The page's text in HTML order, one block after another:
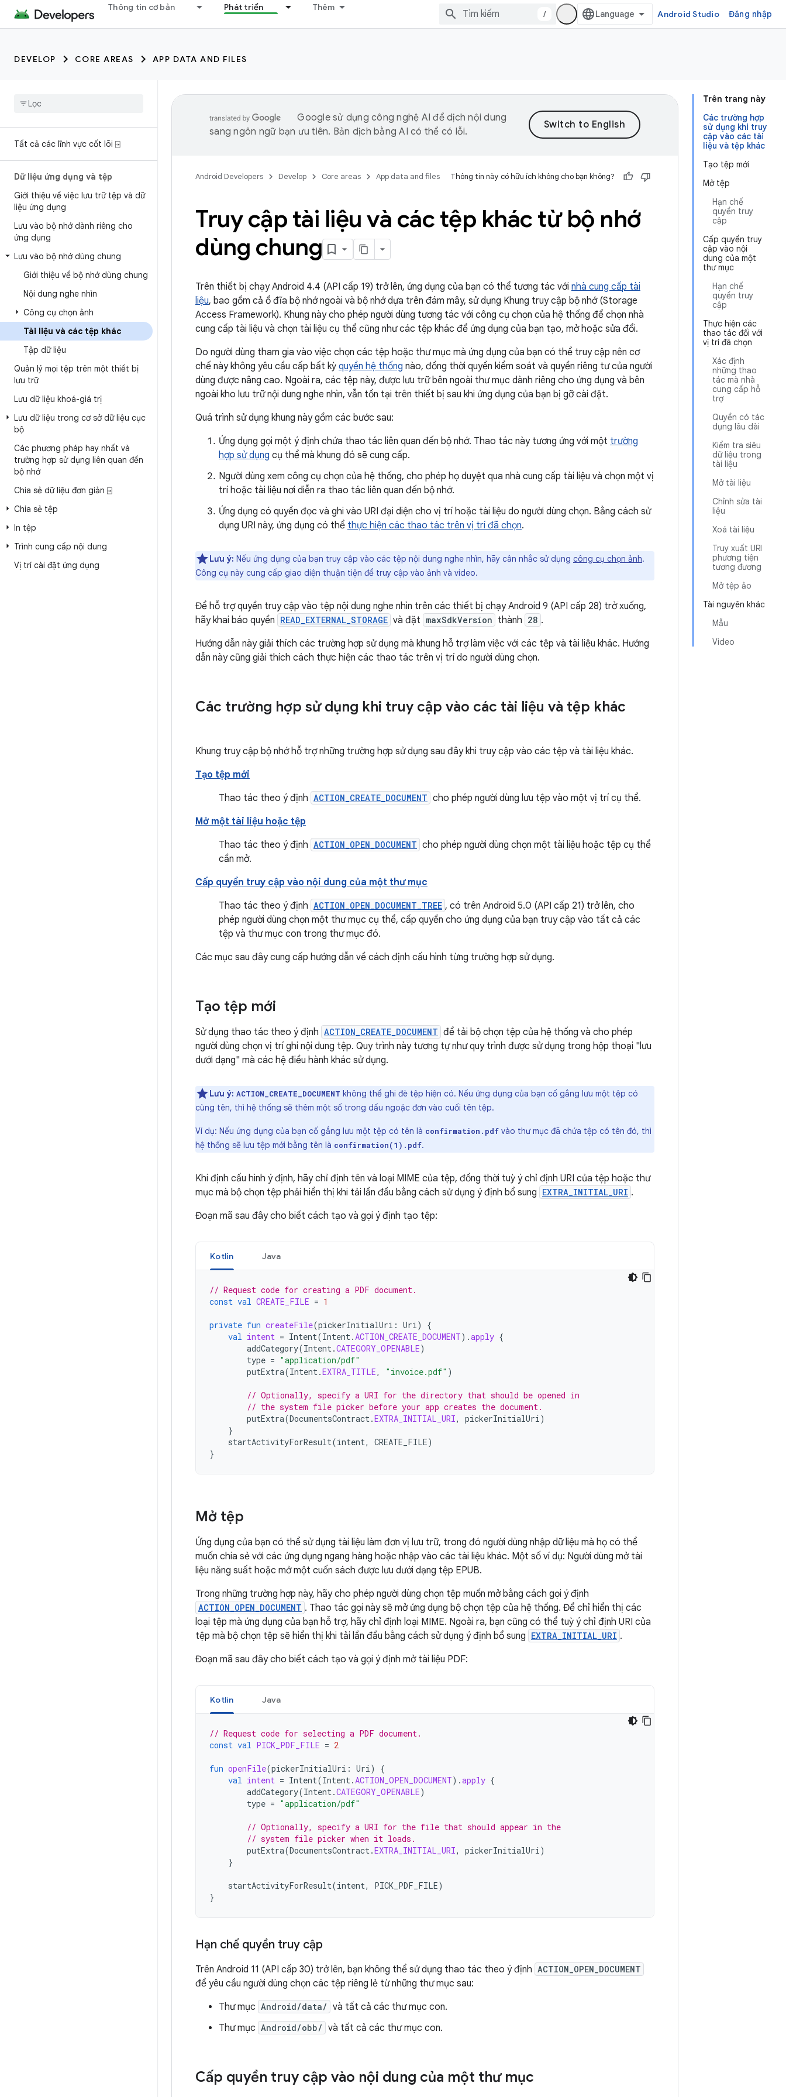
Thông tin cơ bản Phát triển Thêm
/ Android Studio Đăng nhập
DEVELOP CORE AREAS APP DATA AND FILES
Tất cả các lĩnh vực cốt lõi ⍈
Dữ liệu ứng dụng và tệp
Giới thiệu về việc lưu trữ tệp và dữ
liệu ứng dụng
Lưu vào bộ nhớ dành riêng cho
ứng dụng
Lưu vào bộ nhớ dùng chung
Giới thiệu về bộ nhớ dùng chung
Nội dung nghe nhìn
Công cụ chọn ảnh
Tài liệu và các tệp khác
Tập dữ liệu
Quản lý mọi tệp trên một thiết bị
lưu trữ
Lưu dữ liệu khoá-giá trị
Lưu dữ liệu trong cơ sở dữ liệu cục
bộ
Các phương pháp hay nhất và
trường hợp sử dụng liên quan đến
bộ nhớ
Chia sẻ dữ liệu đơn giản ⍈
Chia sẻ tệp
In tệp
Trình cung cấp nội dung
Vị trí cài đặt ứng dụng
Trên trang này
Các trường hợp
sử dụng khi truy
cập vào các tài
liệu và tệp khác
Tạo tệp mới
Mở tệp
Hạn chế
quyền truy
cập
Cấp quyền truy
cập vào nội
dung của một
thư mục
Hạn chế
quyền truy
cập
Thực hiện các
thao tác đối với
vị trí đã chọn
Xác định
những thao
tác mà nhà
cung cấp hỗ
trợ
Quyền có tác
dụng lâu dài
Kiểm tra siêu
dữ liệu trong
tài liệu
Mở tài liệu
Chỉnh sửa tài
liệu
Xoá tài liệu
Truy xuất URI
phương tiện
tương đương
Mở tệp ảo
Tài nguyên khác
Mẫu
Video
Google sử dụng công nghệ AI để dịch nội dung
sang ngôn ngữ bạn ưu tiên. Bản dịch bằng AI có thể có lỗi.
Android Developers Develop Core areas App data and files Thông tin này có hữu ích không cho bạn không?
Truy cập tài liệu và các tệp khác từ bộ nhớ
dùng chung
Trên thiết bị chạy Android 4.4 (API cấp 19) trở lên, ứng dụng của bạn có thể tương tác với nhà cung cấp tài
liệu, bao gồm cả ổ đĩa bộ nhớ ngoài và bộ nhớ dựa trên đám mây, sử dụng Khung truy cập bộ nhớ (Storage
Access Framework). Khung này cho phép người dùng tương tác với công cụ chọn của hệ thống để chọn nhà
cung cấp tài liệu và chọn tài liệu cụ thể cũng như các tệp khác để ứng dụng của bạn tạo, mở hoặc sửa đổi.
Do người dùng tham gia vào việc chọn các tệp hoặc thư mục mà ứng dụng của bạn có thể truy cập nên cơ
chế này không yêu cầu cấp bất kỳ quyền hệ thống nào, đồng thời quyền kiểm soát và quyền riêng tư của người
dùng được nâng cao. Ngoài ra, các tệp này, được lưu trữ bên ngoài thư mục dành riêng cho ứng dụng và bên
ngoài kho lưu trữ nội dung nghe nhìn, vẫn tồn tại trên thiết bị sau khi ứng dụng của bạn bị gỡ cài đặt.
Quá trình sử dụng khung này gồm các bước sau:
Ứng dụng gọi một ý định chứa thao tác liên quan đến bộ nhớ. Thao tác này tương ứng với một trường
hợp sử dụng cụ thể mà khung đó sẽ cung cấp.
Người dùng xem công cụ chọn của hệ thống, cho phép họ duyệt qua nhà cung cấp tài liệu và chọn một vị
trí hoặc tài liệu nơi diễn ra thao tác liên quan đến bộ nhớ.
Ứng dụng có quyền đọc và ghi vào URI đại diện cho vị trí hoặc tài liệu do người dùng chọn. Bằng cách sử
dụng URI này, ứng dụng có thể thực hiện các thao tác trên vị trí đã chọn.
Lưu ý: Nếu ứng dụng của bạn truy cập vào các tệp nội dung nghe nhìn, hãy cân nhắc sử dụng công cụ chọn ảnh.
Công cụ này cung cấp giao diện thuận tiện để truy cập vào ảnh và video.
Để hỗ trợ quyền truy cập vào tệp nội dung nghe nhìn trên các thiết bị chạy Android 9 (API cấp 28) trở xuống,
hãy khai báo quyền READ_EXTERNAL_STORAGE và đặt maxSdkVersion thành 28 .
Hướng dẫn này giải thích các trường hợp sử dụng mà khung hỗ trợ làm việc với các tệp và tài liệu khác. Hướng
dẫn này cũng giải thích cách thực hiện các thao tác trên vị trí do người dùng chọn.
Các trường hợp sử dụng khi truy cập vào các tài liệu và tệp khác
Khung truy cập bộ nhớ hỗ trợ những trường hợp sử dụng sau đây khi truy cập vào các tệp và tài liệu khác.
Tạo tệp mới
Thao tác theo ý định ACTION_CREATE_DOCUMENT cho phép người dùng lưu tệp vào một vị trí cụ thể.
Mở một tài liệu hoặc tệp
Thao tác theo ý định ACTION_OPEN_DOCUMENT cho phép người dùng chọn một tài liệu hoặc tệp cụ thể
cần mở.
Cấp quyền truy cập vào nội dung của một thư mục
Thao tác theo ý định ACTION_OPEN_DOCUMENT_TREE , có trên Android 5.0 (API cấp 21) trở lên, cho
phép người dùng chọn một thư mục cụ thể, cấp quyền cho ứng dụng của bạn truy cập vào tất cả các
tệp và thư mục con trong thư mục đó.
Các mục sau đây cung cấp hướng dẫn về cách định cấu hình từng trường hợp sử dụng.
Tạo tệp mới
Sử dụng thao tác theo ý định ACTION_CREATE_DOCUMENT để tải bộ chọn tệp của hệ thống và cho phép
người dùng chọn vị trí ghi nội dung tệp. Quy trình này tương tự như quy trình được sử dụng trong hộp thoại "lưu
dưới dạng" mà các hệ điều hành khác sử dụng.
Lưu ý: ACTION_CREATE_DOCUMENT không thể ghi đè tệp hiện có. Nếu ứng dụng của bạn cố gắng lưu một tệp có
cùng tên, thì hệ thống sẽ thêm một số trong dấu ngoặc đơn vào cuối tên tệp.
Ví dụ: Nếu ứng dụng của bạn cố gắng lưu một tệp có tên là confirmation.pdf vào thư mục đã chứa tệp có tên đó, thì
hệ thống sẽ lưu tệp mới bằng tên là confirmation(1).pdf.
Khi định cấu hình ý định, hãy chỉ định tên và loại MIME của tệp, đồng thời tuỳ ý chỉ định URI của tệp hoặc thư
mục mà bộ chọn tệp phải hiển thị khi tải lần đầu bằng cách sử dụng ý định bổ sung EXTRA_INITIAL_URI .
Đoạn mã sau đây cho biết cách tạo và gọi ý định tạo tệp:
Kotlin Java
// Request code for creating a PDF document.
const val CREATE_FILE = 1
private fun createFile(pickerInitialUri : Uri)
{
val intent = Intent(Intent.ACTION_CREATE_DOCUMENT).apply {
addCategory(Intent.CATEGORY_OPENABLE)
type = "application/pdf"
putExtra(Intent.EXTRA_TITLE, "invoice.pdf" )
// Optionally, specify a URI for the directory that should be opened in
// the system file picker before your app creates the document.
putExtra(DocumentsContract.EXTRA_INITIAL_URI, pickerInitialUri)
}
startActivityForResult(intent, CREATE_FILE)
}
Mở tệp
Ứng dụng của bạn có thể sử dụng tài liệu làm đơn vị lưu trữ, trong đó người dùng nhập dữ liệu mà họ có thể
muốn chia sẻ với các ứng dụng ngang hàng hoặc nhập vào các tài liệu khác. Một số ví dụ: Người dùng mở tài
liệu năng suất hoặc mở một cuốn sách được lưu dưới dạng tệp EPUB.
Trong những trường hợp này, hãy cho phép người dùng chọn tệp muốn mở bằng cách gọi ý định
ACTION_OPEN_DOCUMENT . Thao tác gọi này sẽ mở ứng dụng bộ chọn tệp của hệ thống. Để chỉ hiển thị các
loại tệp mà ứng dụng của bạn hỗ trợ, hãy chỉ định loại MIME. Ngoài ra, bạn cũng có thể tuỳ ý chỉ định URI của
tệp mà bộ chọn tệp sẽ hiển thị khi tải lần đầu bằng cách sử dụng ý định bổ sung EXTRA_INITIAL_URI .
Đoạn mã sau đây cho biết cách tạo và gọi ý định mở tài liệu PDF:
Kotlin Java
// Request code for selecting a PDF document.
const val PICK_PDF_FILE = 2
fun openFile(pickerInitialUri : Uri)
{
val intent = Intent(Intent.ACTION_OPEN_DOCUMENT).apply {
addCategory(Intent.CATEGORY_OPENABLE)
type = "application/pdf"
// Optionally, specify a URI for the file that should appear in the
// system file picker when it loads.
putExtra(DocumentsContract.EXTRA_INITIAL_URI, pickerInitialUri)
}
startActivityForResult(intent, PICK_PDF_FILE)
}
Hạn chế quyền truy cập
Trên Android 11 (API cấp 30) trở lên, bạn không thể sử dụng thao tác theo ý định ACTION_OPEN_DOCUMENT
để yêu cầu người dùng chọn các tệp riêng lẻ từ những thư mục sau:
Thư mục Android/data/ và tất cả các thư mục con.
Thư mục Android/obb/ và tất cả các thư mục con.
Cấp quyền truy cập vào nội dung của một thư mục